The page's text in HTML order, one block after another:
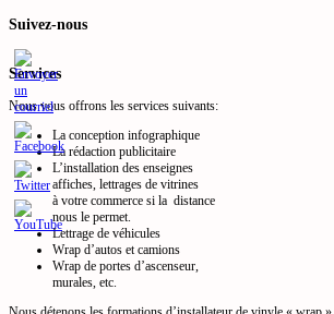
Suivez-nous
Services
Nous vous offrons les services suivants:
La conception infographique
La rédaction publicitaire
L’installation des enseignes
affiches, lettrages de vitrines
à votre commerce si la distance
nous le permet.
Lettrage de véhicules
Wrap d’autos et camions
Wrap de portes d’ascenseur,
murales, etc.